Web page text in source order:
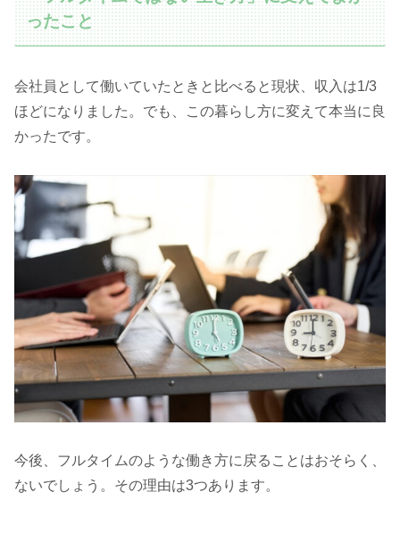
ったこと
会社員として働いていたときと比べると現状、収入は1/3
ほどになりました。でも、この暮らし方に変えて本当に良
かったです。
今後、フルタイムのような働き方に戻ることはおそらく、
ないでしょう。その理由は3つあります。